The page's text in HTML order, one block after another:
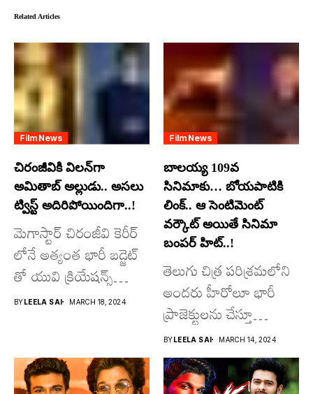
Related Articles
Film News
చిరంజీవికి విలన్‌గా
అమితాబ్ అల్లుడు.. అసలు
ట్విస్ట్ అదిరిపోయిందిగా..!
మెగాస్టార్ చిరంజీవి కెరీర్
లోనే అత్యంత భారీ బడ్జెట్
తో యువి క్రియేషన్స్
రూపొందిస్తున్న
BYLEELA SAI MARCH 18, 2024
Film News
బాలయ్య 109వ
సినిమాకు… బోయపాటికి
లింక్.. ఆ సెంటిమెంట్
వర్కౌట్ అయితే సినిమా
బంపర్ హిట్..!
తెలుగు చిత్ర పరిశ్రమలోని
అందరు హీరోలూ భారీ
ప్రాజెక్టులను చేస్తూ
దూసుకుపోతోన్నారు.
అందులో కొందరు
మాత్రమే...
BYLEELA SAI MARCH 14, 2024